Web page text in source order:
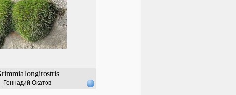
longirostris
Геннадий Окатов